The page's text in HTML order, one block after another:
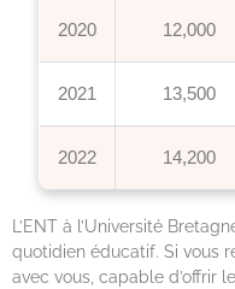
2020 12,000
2021 13,500
2022 14,200
L’ENT à l’Université
quotidien éducatif. Si vous
avec vous, capable d’offrir